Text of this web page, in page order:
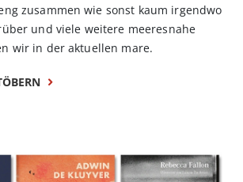
zusammen wie sonst kaum irgendwo
und viele weitere meeresnahe
wir in der aktuellen mare.